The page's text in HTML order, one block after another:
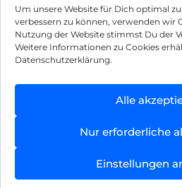
Um unsere Website für Dich optimal
verbessern zu können, verwenden wir
Nutzung der Website stimmst Du der
Weitere Informationen zu Cookies
Datenschutzerklärung.
Alle
Nur erforderliche
Einstellungen
Impressum
Hinweis zur Batterieentsorgung
Newsletter
Können wir Dir